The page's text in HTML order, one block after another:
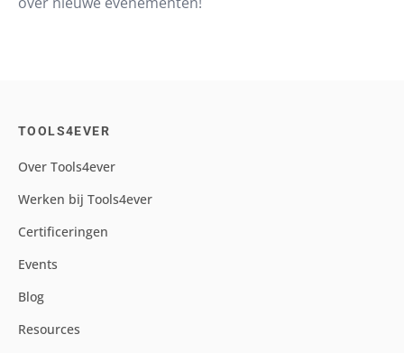
TOOLS4EVER
Over Tools4ever
Werken bij Tools4ever
Certificeringen
Events
Blog
Resources